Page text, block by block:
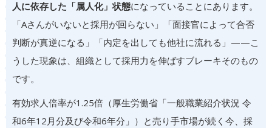
人に依存した「属人化」状態になっていることにあります。
「Aさんがいないと採用が回らない」「面接官によって合否
判断が真逆になる」「内定を出しても他社に流れる」——こ
うした現象は、組織として採用力を伸ばすブレーキそのもの
です。
有効求人倍率が1.25倍（厚生労働省「一般職業紹介状況 令
和6年12月分及び令和6年分」）と売り手市場が続く今、採